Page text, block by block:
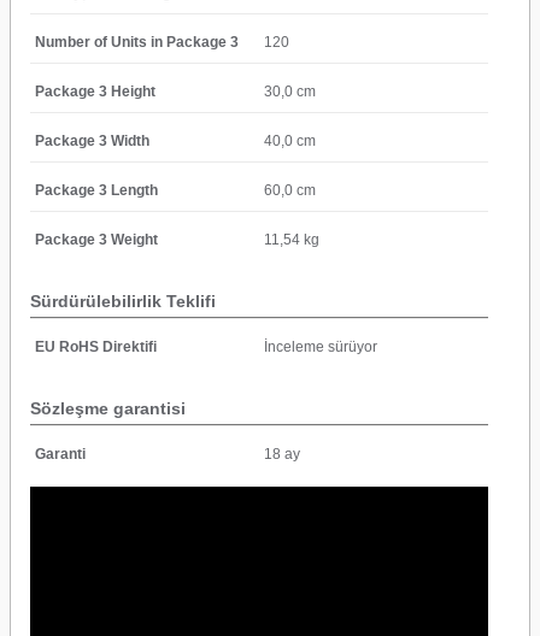
Number of Units in Package 3 120
Package 3 Height 30,0 cm
Package 3 Width 40,0 cm
Package 3 Length 60,0 cm
Package 3 Weight 11,54 kg
Sürdürülebilirlik Teklifi
EU RoHS Direktifi İnceleme sürüyor
Sözleşme garantisi
Garanti 18 ay